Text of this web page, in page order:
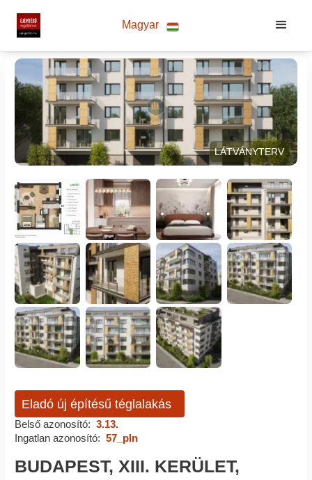
Magyar
LÁTVÁNYTERV
Eladó új építésű téglalakás
Belső azonosító: 3.13.
Ingatlan azonosító: 57_pln
BUDAPEST, XIII. KERÜLET,